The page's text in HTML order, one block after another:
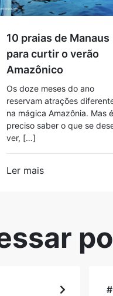
10 praias de Manaus
para curtir o verão
Amazônico
Os doze meses do ano
reservam atrações
na mágica Amazônia. Mas é
preciso saber o que se
ver, […]
Ler mais